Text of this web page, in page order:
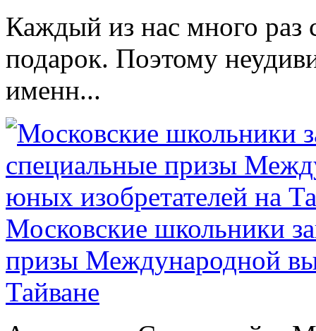
Каждый из нас много
подарок. Поэтому
именн...
Московские школьники
призы Международной
Тайване